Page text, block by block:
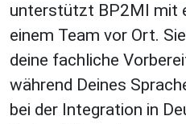
unterstützt BP2MI mit
einem Team vor Ort.
deine fachliche
während Deines
bei der Integration in